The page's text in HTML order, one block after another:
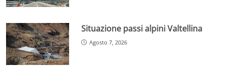
Situazione passi alpini Valtellina
Agosto 7, 2026